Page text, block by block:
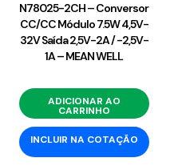
N78025-2CH – Conversor
CC/CC Módulo 7.5W 4,5V-
32V Saída 2,5V-2A / -2,5V-
1A – MEAN WELL
ADICIONAR AO
CARRINHO
INCLUIR NA COTAÇÃO